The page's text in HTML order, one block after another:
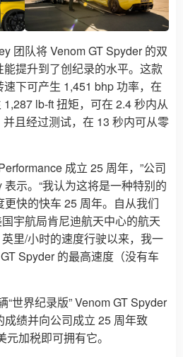
团队将 Venom GT Spyder 的双
提升到了创纪录的水平。这款
下可产生 1,451 bhp 功率，在
lb-ft 扭矩，可在 2.4 秒内从
且经过测试，在 13 秒内可从零
成立 25 周年，”公司
示。“我认为这将是一种特别的
快的快车 25 周年。自从我们
宇航局肯尼迪航天中心的航天
里/小时的速度行驶以来，我一
Spyder 的最高速度（没有车
世界纪录版” Venom GT Spyder
绩并向公司成立 25 周年致
加税即可拥有它。